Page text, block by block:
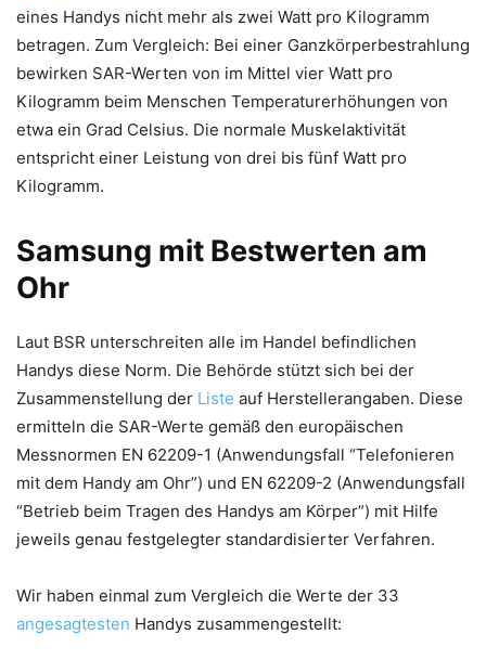
eines Handys nicht mehr als zwei Watt pro Kilogramm
betragen. Zum Vergleich: Bei einer Ganzkörperbestrahlung
bewirken SAR-Werten von im Mittel vier Watt pro
Kilogramm beim Menschen Temperaturerhöhungen von
etwa ein Grad Celsius. Die normale Muskelaktivität
entspricht einer Leistung von drei bis fünf Watt pro
Kilogramm.
Samsung mit Bestwerten am
Ohr
Laut BSR unterschreiten alle im Handel befindlichen
Handys diese Norm. Die Behörde stützt sich bei der
Zusammenstellung der Liste auf Herstellerangaben. Diese
ermitteln die SAR-Werte gemäß den europäischen
Messnormen EN 62209-1 (Anwendungsfall “Telefonieren
mit dem Handy am Ohr”) und EN 62209-2 (Anwendungsfall
“Betrieb beim Tragen des Handys am Körper”) mit Hilfe
jeweils genau festgelegter standardisierter Verfahren.
Wir haben einmal zum Vergleich die Werte der 33
angesagtesten Handys zusammengestellt: